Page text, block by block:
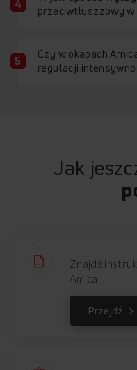
przeciwtłuszzowy w
Czy w okapach
regulacji
Jak
Znajdź
Amica
Przejdź